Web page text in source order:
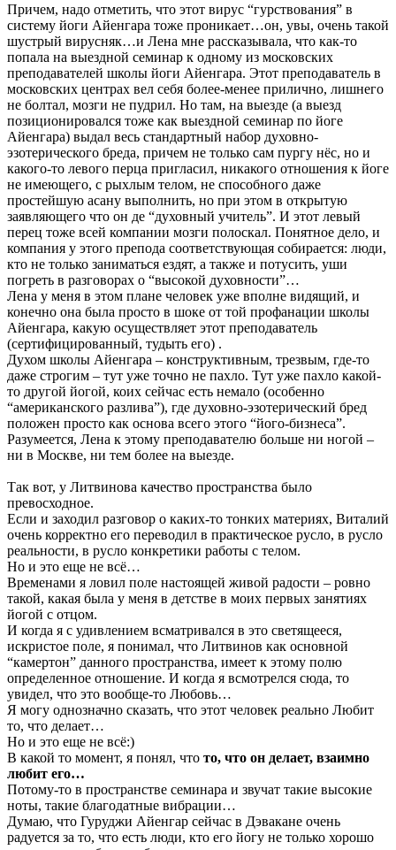
Причем, надо отметить, что этот вирус “гурствования” в
систему йоги Айенгара тоже проникает…он, увы, очень такой
шустрый вирусняк…и Лена мне рассказывала, что как-то
попала на выездной семинар к одному из московских
преподавателей школы йоги Айенгара. Этот преподаватель в
московских центрах вел себя более-менее прилично, лишнего
не болтал, мозги не пудрил. Но там, на выезде (а выезд
позиционировался тоже как выездной семинар по йоге
Айенгара) выдал весь стандартный набор духовно-
эзотерического бреда, причем не только сам пургу нёс, но и
какого-то левого перца пригласил, никакого отношения к йоге
не имеющего, с рыхлым телом, не способного даже
простейшую асану выполнить, но при этом в открытую
заявляющего что он де “духовный учитель”. И этот левый
перец тоже всей компании мозги полоскал. Понятное дело, и
компания у этого препода соответствующая собирается: люди,
кто не только заниматься ездят, а также и потусить, уши
погреть в разговорах о “высокой духовности”…
Лена у меня в этом плане человек уже вполне видящий, и
конечно она была просто в шоке от той профанации школы
Айенгара, какую осуществляет этот преподаватель
(сертифицированный, тудыть его) .
Духом школы Айенгара – конструктивным, трезвым, где-то
даже строгим – тут уже точно не пахло. Тут уже пахло какой-
то другой йогой, коих сейчас есть немало (особенно
“американского разлива”), где духовно-эзотерический бред
положен просто как основа всего этого “його-бизнеса”.
Разумеется, Лена к этому преподавателю больше ни ногой –
ни в Москве, ни тем более на выезде.
Так вот, у Литвинова качество пространства было
превосходное.
Если и заходил разговор о каких-то тонких материях, Виталий
очень корректно его переводил в практическое русло, в русло
реальности, в русло конкретики работы с телом.
Но и это еще не всё…
Временами я ловил поле настоящей живой радости – ровно
такой, какая была у меня в детстве в моих первых занятиях
йогой с отцом.
И когда я с удивлением всматривался в это светящееся,
искристое поле, я понимал, что Литвинов как основной
“камертон” данного пространства, имеет к этому полю
определенное отношение. И когда я всмотрелся сюда, то
увидел, что это вообще-то Любовь…
Я могу однозначно сказать, что этот человек реально Любит
то, что делает…
Но и это еще не всё:)
В какой то момент, я понял, что то, что он делает, взаимно
любит его…
Потому-то в пространстве семинара и звучат такие высокие
ноты, такие благодатные вибрации…
Думаю, что Гуруджи Айенгар сейчас в Дэвакане очень
радуется за то, что есть люди, кто его йогу не только хорошо